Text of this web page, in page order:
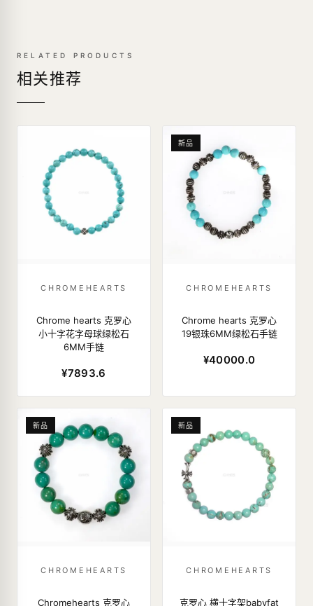
RELATED PRODUCTS
相关推荐
CHROMEHEARTS
Chrome hearts 克罗心
小十字花字母球绿松石
6MM手链
¥7893.6
新品
CHROMEHEARTS
Chrome hearts 克罗心
19银珠6MM绿松石手链
¥40000.0
新品
CHROMEHEARTS
Chromehearts 克罗心
新品
CHROMEHEARTS
克罗心 横十字架babyfat